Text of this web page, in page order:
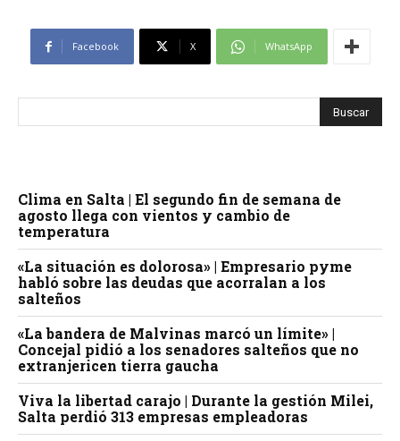
Facebook X WhatsApp
Clima en Salta | El segundo fin de semana de
agosto llega con vientos y cambio de
temperatura
«La situación es dolorosa» | Empresario pyme
habló sobre las deudas que acorralan a los
salteños
«La bandera de Malvinas marcó un límite» |
Concejal pidió a los senadores salteños que no
extranjericen tierra gaucha
Viva la libertad carajo | Durante la gestión Milei,
Salta perdió 313 empresas empleadoras